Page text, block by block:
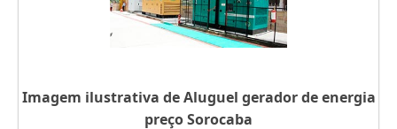
Imagem ilustrativa de Aluguel gerador de energia
preço Sorocaba